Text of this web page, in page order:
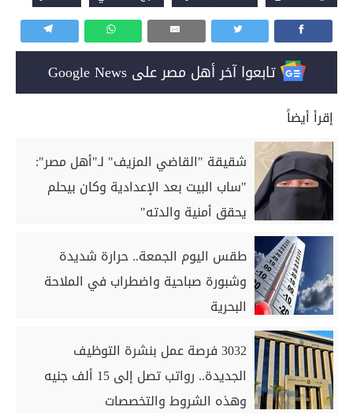
تابعوا آخر أهل مصر على Google News
إقرأ أيضاً
شقيقة "القاضي المزيف" لـ"أهل مصر":
"ساب البيت بعد الإعدادية وكان بيحلم
يحقق أمنية والدته"
طقس اليوم الجمعة.. حرارة شديدة
وشبورة صباحية واضطراب في الملاحة
البحرية
3032 فرصة عمل بنشرة التوظيف
الجديدة.. رواتب تصل إلى 15 ألف جنيه
وهذه الشروط والتخصصات